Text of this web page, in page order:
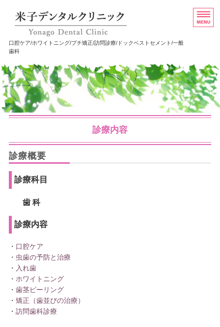
米子市の歯科・歯医者
口腔ケア/ホワイトニング/プチ矯正/訪問診療/ドックベストセメント/一般
歯科
ホーム
診療内容
医院概要
アクセス
診療内容
診療概要
診療科目
歯 科
診療内容
・ 口腔ケア
・ 虫歯の予防と治療
・ 入れ歯
・ ホワイトニング
・ 歯茎ピーリング
・ 矯正（歯並びの治療）
・ 訪問歯科診療